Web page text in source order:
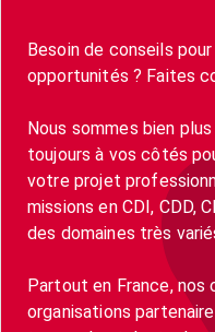
Besoin de conseils
opportunités ? Faites
Nous sommes bien plus
toujours à vos côtés
votre projet
missions en CDI, CDD,
des domaines très
Partout en France,
organisations